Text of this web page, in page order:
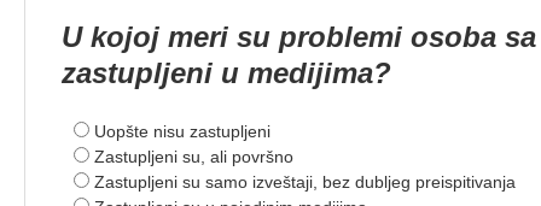
U kojoj meri su problemi osoba
zastupljeni u medijima?
Uopšte nisu zastupljeni
Zastupljeni su, ali površno
Zastupljeni su samo izveštaji, bez dubljeg preispitivanja